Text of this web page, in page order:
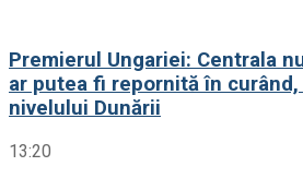
Premierul Ungariei: Centrala
ar putea fi repornită în
nivelului Dunării
13:20